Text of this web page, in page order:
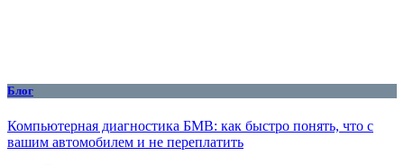
Блог
Компьютерная диагностика БМВ: как быстро понять, что с
вашим автомобилем и не переплатить